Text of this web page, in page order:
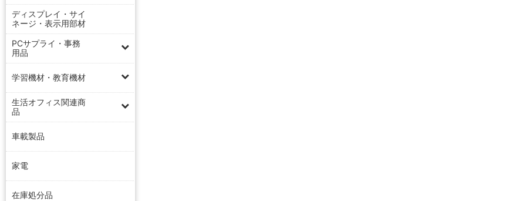
ディスプレイ・サイ
ネージ・表示用部材
PCサプライ・事務
用品
学習機材・教育機材
生活オフィス関連商
品
車載製品
家電
在庫処分品